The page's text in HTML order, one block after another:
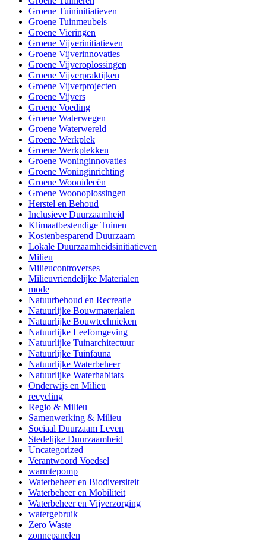
Groene Tuininitiatieven
Groene Tuinmeubels
Groene Vieringen
Groene Vijverinitiatieven
Groene Vijverinnovaties
Groene Vijveroplossingen
Groene Vijverpraktijken
Groene Vijverprojecten
Groene Vijvers
Groene Voeding
Groene Waterwegen
Groene Waterwereld
Groene Werkplek
Groene Werkplekken
Groene Woninginnovaties
Groene Woninginrichting
Groene Woonideeën
Groene Woonoplossingen
Herstel en Behoud
Inclusieve Duurzaamheid
Klimaatbestendige Tuinen
Kostenbesparend Duurzaam
Lokale Duurzaamheidsinitiatieven
Milieu
Milieucontroverses
Milieuvriendelijke Materialen
mode
Natuurbehoud en Recreatie
Natuurlijke Bouwmaterialen
Natuurlijke Bouwtechnieken
Natuurlijke Leefomgeving
Natuurlijke Tuinarchitectuur
Natuurlijke Tuinfauna
Natuurlijke Waterbeheer
Natuurlijke Waterhabitats
Onderwijs en Milieu
recycling
Regio & Milieu
Samenwerking & Milieu
Sociaal Duurzaam Leven
Stedelijke Duurzaamheid
Uncategorized
Verantwoord Voedsel
warmtepomp
Waterbeheer en Biodiversiteit
Waterbeheer en Mobiliteit
Waterbeheer en Vijverzorging
watergebruik
Zero Waste
zonnepanelen